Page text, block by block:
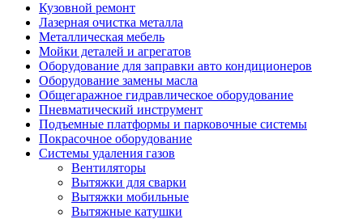
Кузовной ремонт
Лазерная очистка металла
Металлическая мебель
Мойки деталей и агрегатов
Оборудование для заправки авто кондиционеров
Оборудование замены масла
Общегаражное гидравлическое оборудование
Пневматический инструмент
Подъемные платформы и парковочные системы
Покрасочное оборудование
Системы удаления газов
Вентиляторы
Вытяжки для сварки
Вытяжки мобильные
Вытяжные катушки